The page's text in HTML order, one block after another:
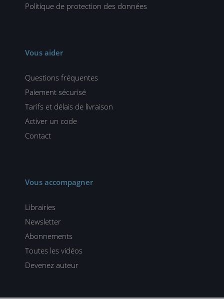
Politique de protection des données
Vous aider
Questions fréquentes
Paiement sécurisé
Tarifs et délais de livraison
Activer un code
Contact
Vous accompagner
Librairies
Newsletter
Abonnements
Toutes les vidéos
Devenez auteur